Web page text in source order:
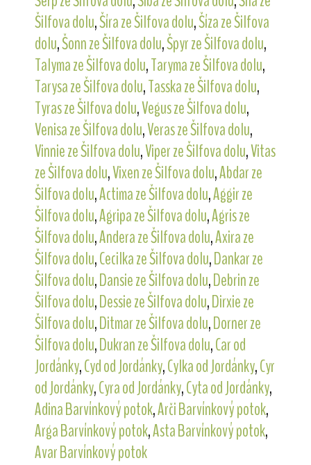
Šilfova dolu,Šíra ze Šilfova dolu,Šíza ze Šilfova
dolu,Šonn ze Šilfova dolu,Špyr ze Šilfova dolu,
Talyma ze Šilfova dolu,Taryma ze Šilfova dolu,
Tarysa ze Šilfova dolu,Tasska ze Šilfova dolu,
Tyras ze Šilfova dolu,Vegus ze Šilfova dolu,
Venisa ze Šilfova dolu,Veras ze Šilfova dolu,
Vinnie ze Šilfova dolu,Viper ze Šilfova dolu,Vitas
ze Šilfova dolu,Vixen ze Šilfova dolu,Abdar ze
Šilfova dolu,Actima ze Šilfova dolu,Aggir ze
Šilfova dolu,Agripa ze Šilfova dolu,Agris ze
Šilfova dolu,Andera ze Šilfova dolu,Axira ze
Šilfova dolu,Cecilka ze Šilfova dolu,Dankar ze
Šilfova dolu,Dansie ze Šilfova dolu,Debrin ze
Šilfova dolu,Dessie ze Šilfova dolu,Dirxie ze
Šilfova dolu,Ditmar ze Šilfova dolu,Dorner ze
Šilfova dolu,Dukran ze Šilfova dolu,Car od
Jordánky,Cyd od Jordánky,Cylka od Jordánky,Cyr
od Jordánky,Cyra od Jordánky,Cyta od Jordánky,
Adina Barvínkový potok,Arči Barvínkový potok,
Arga Barvínkový potok,Asta Barvínkový potok,
Avar Barvínkový potok